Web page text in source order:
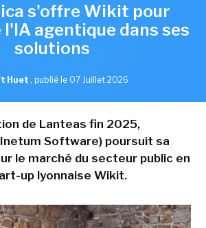
s'offre Wikit pour
agentique dans ses
solutions
Huet , publié le 07 Juillet 2026
de Lanteas fin 2025,
Software) poursuit sa
le marché du secteur public en
up lyonnaise Wikit.